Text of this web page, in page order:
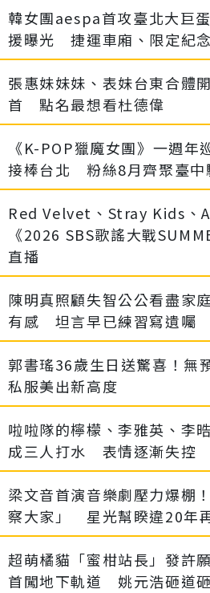
韓女團aespa首攻臺北大巨
援曝光 捷運車廂、限定紀
張惠妹妹妹、表妹台東合體
首 點名最想看杜德偉
《K-POP獵魔女團》一週年
接棒台北 粉絲8月齊聚臺中
Red Velvet、Stray Kids、
《2026 SBS歌謠大戰
直播
陳明真照顧失智公公看盡家
有感 坦言早已練習寫遺囑
郭書瑤36歲生日送驚喜！
私服美出新高度
啦啦隊的檸檬、李雅英、李
成三人打水 表情逐漸失控
梁文音首演音樂劇壓力爆棚
察大家」 星光幫睽違20年
超萌橘貓「蜜柑站長」發許
首闖地下軌道 姚元浩砸道